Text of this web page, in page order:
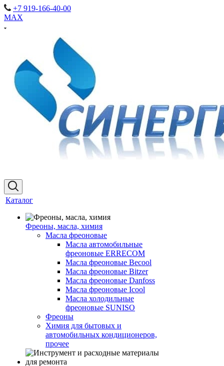
+7 919-166-40-00
MAX
Каталог
Фреоны, масла, химия
Масла фреоновые
Масла автомобильные
фреоновые ERRECOM
Масла фреоновые Becool
Масла фреоновые Bitzer
Масла фреоновые Danfoss
Масла фреоновые Icool
Масла холодильные
фреоновые SUNISO
Фреоны
Химия для бытовых и
автомобильных кондиционеров,
прочее